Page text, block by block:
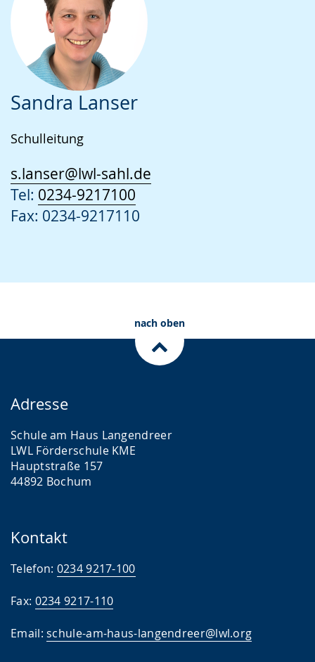
Sandra Lanser
Schulleitung
s.lanser@lwl-sahl.de
Tel: 0234-9217100
Fax: 0234-9217110
nach oben
Adresse
Schule am Haus Langendreer
LWL Förderschule KME
Hauptstraße 157
44892 Bochum
Kontakt
Telefon: 0234 9217-100
Fax: 0234 9217-110
Email:schule-am-haus-langendreer@lwl.org